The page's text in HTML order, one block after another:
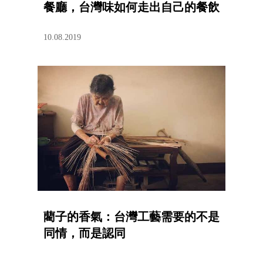
餐廳，台灣味如何走出自己的餐飲
10.08.2019
藺子的香氣：台灣工藝需要的不是
同情，而是認同